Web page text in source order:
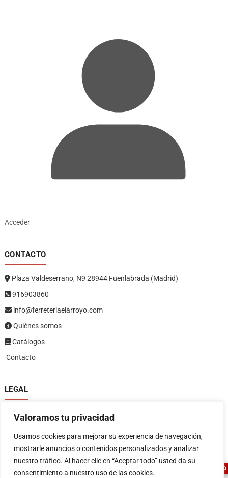
Valoramos tu privacidad
Usamos cookies para mejorar su experiencia de navegación,
mostrarle anuncios o contenidos personalizados y analizar
nuestro tráfico. Al hacer clic en “Aceptar todo” usted da su
consentimiento a nuestro uso de las cookies.
Acceder
CONTACTO
Plaza Valdeserrano, N9 28944 Fuenlabrada (Madrid)
916903860
info@ferreteriaelarroyo.com
Quiénes somos
Catálogos
Contacto
LEGAL
Política de privacidad
Política de devoluciones y reembolsos
Términos y condiciones
Aviso legal
ASESOR FERRETERO